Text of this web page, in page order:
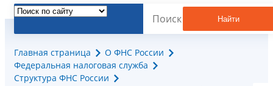
Найти
Главная страница
О ФНС России
Федеральная налоговая служба
Структура ФНС России